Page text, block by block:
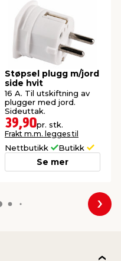
Støpsel plugg m/jord
side hvit
16 A. Til utskiftning av
plugger med jord.
Sideuttak.
39,90pr. stk.
Frakt m.m. legges til
Nettbutikk Butikk
Se mer